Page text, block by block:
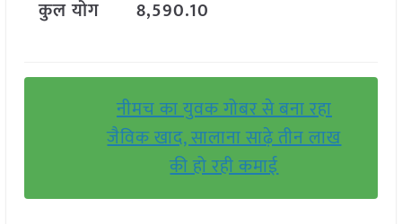
कुलयोग 8,590.10
नीमच का युवक गोबर से बना रहा
जैविक खाद, सालाना साढ़े तीन लाख
की हो रही कमाई